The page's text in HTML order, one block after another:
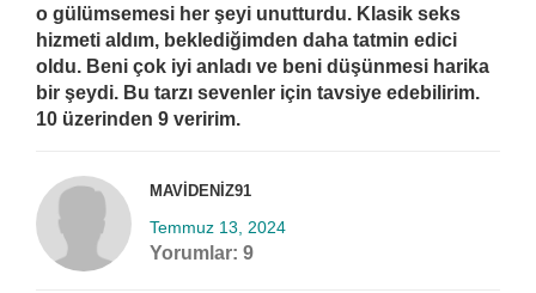
o gülümsemesi her şeyi unutturdu. Klasik seks
hizmeti aldım, beklediğimden daha tatmin edici
oldu. Beni çok iyi anladı ve beni düşünmesi harika
bir şeydi. Bu tarzı sevenler için tavsiye edebilirim.
10 üzerinden 9 veririm.
MAVIDENIZ91
Temmuz 13, 2024
Yorumlar: 9